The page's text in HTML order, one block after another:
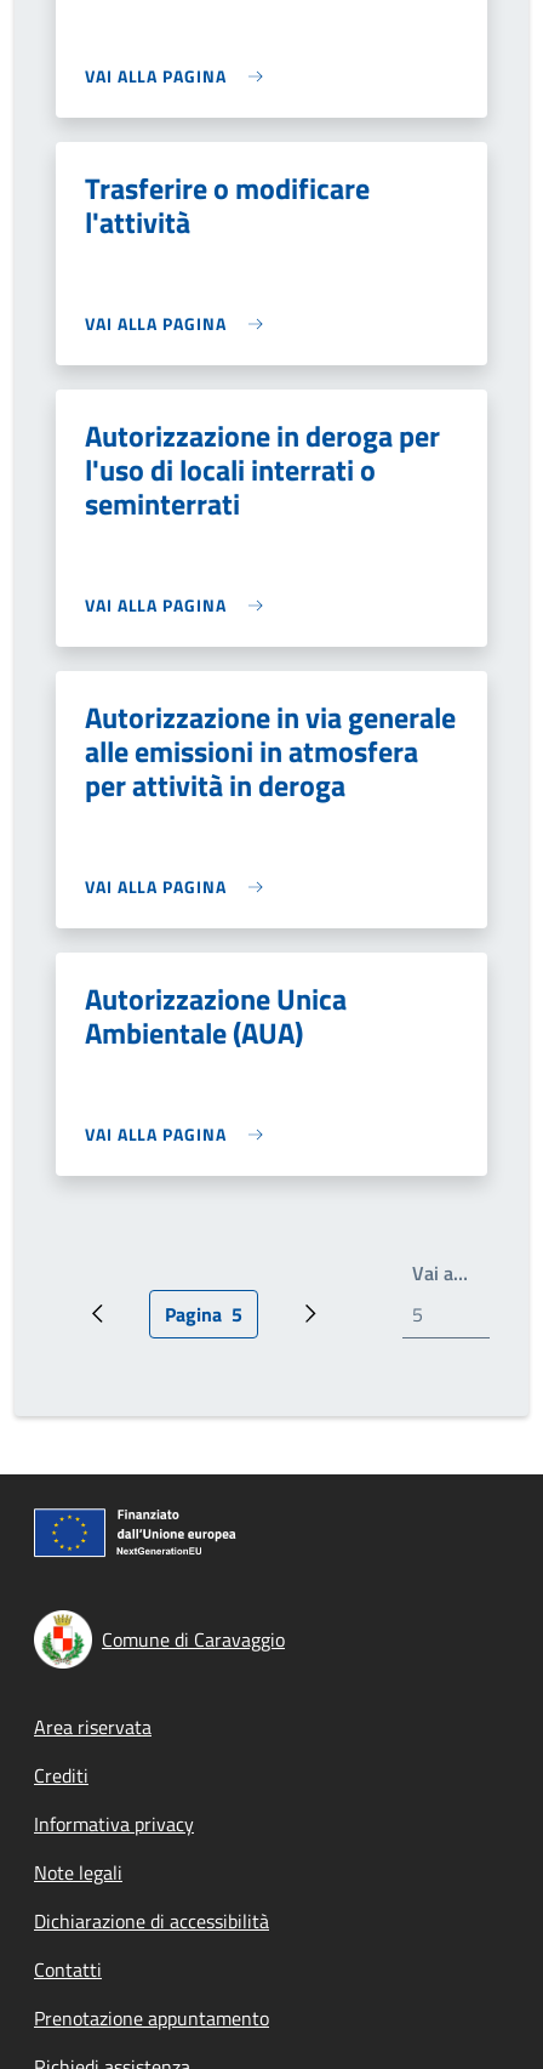
VAI ALLA PAGINA
Trasferire o modificare
l'attività
VAI ALLA PAGINA
Autorizzazione in deroga per
l'uso di locali interrati o
seminterrati
VAI ALLA PAGINA
Autorizzazione in via generale
alle emissioni in atmosfera
per attività in deroga
VAI ALLA PAGINA
Autorizzazione Unica
Ambientale (AUA)
VAI ALLA PAGINA
Pagina precedentePagina attuale
Pagina 5 Prossima pagina
Vai a…
Comune di Caravaggio
Footer menu
Area riservata
Crediti
Informativa privacy
Note legali
Dichiarazione di accessibilità
Contatti
Prenotazione appuntamento